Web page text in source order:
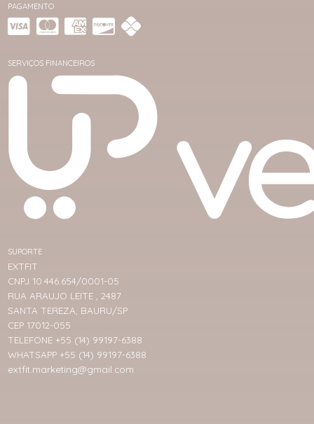
PAGAMENTO
SERVIÇOS FINANCEIROS
SUPORTE
EXTFIT
CNPJ 10.446.654/0001-05
RUA ARAUJO LEITE , 2487
SANTA TEREZA, BAURU/SP
CEP 17012-055
TELEFONE +55 (14) 99197-6388
WHATSAPP +55 (14) 99197-6388
extfit.marketing@gmail.com